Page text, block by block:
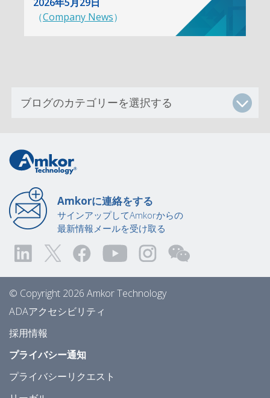
（Company News）
Amkorに連絡をする
サインアップしてAmkorからの
最新情報メールを受け取る
© Copyright 2026 Amkor Technology
ADAアクセシビリティ
採用情報
プライバシー通知
プライバシーリクエスト